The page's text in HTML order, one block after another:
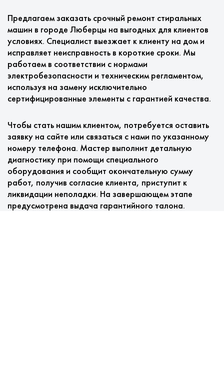
Предлагаем заказать срочный ремонт стиральных
машин в городе Люберцы на выгодных для клиентов
условиях. Специалист выезжает к клиенту на дом и
исправляет неисправность в короткие сроки. Мы
работаем в соответствии с нормами
электробезопасности и техническим регламентом,
используя на замену исключительно
сертифицированные элементы с гарантией качества.
Чтобы стать нашим клиентом, потребуется оставить
заявку на сайте или связаться с нами по указанному
номеру телефона. Мастер выполнит детальную
диагностику при помощи специального
оборудования и сообщит окончательную сумму
работ, получив согласие клиента, приступит к
ликвидации неполадки. На завершающем этапе
предусмотрена выдача гарантийного талона.